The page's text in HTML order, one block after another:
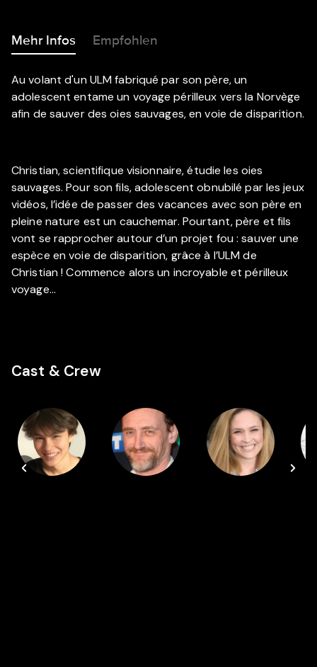
Mehr Infos Empfohlen
Au volant d'un ULM fabriqué par son père, un
adolescent entame un voyage périlleux vers la Norvège
afin de sauver des oies sauvages, en voie de disparition.
Christian, scientifique visionnaire, étudie les oies
sauvages. Pour son fils, adolescent obnubilé par les jeux
vidéos, l’idée de passer des vacances avec son père en
pleine nature est un cauchemar. Pourtant, père et fils
vont se rapprocher autour d’un projet fou : sauver une
espèce en voie de disparition, grâce à l’ULM de
Christian ! Commence alors un incroyable et périlleux
voyage...
Cast & Crew